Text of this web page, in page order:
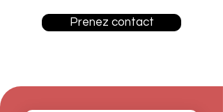
Prenez contact